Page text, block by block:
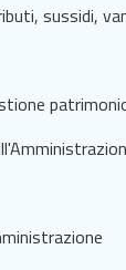
sussidi,